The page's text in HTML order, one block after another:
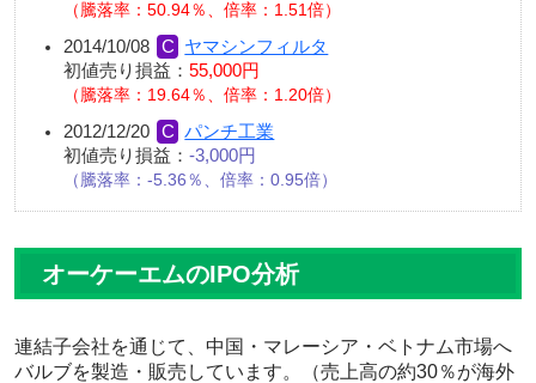
騰落率：50.94％、倍率：1.51倍
2014/10/08
ヤマシンフィルタ
初値売り損益： 55,000円
騰落率：19.64％、倍率：1.20倍
2012/12/20
パンチ工業
初値売り損益： -3,000円
騰落率：-5.36％、倍率：0.95倍
オーケーエムのIPO分析
連結子会社を通じて、中国・マレーシア・ベトナム市場へ
バルブを製造・販売しています。（売上高の約30％が海外